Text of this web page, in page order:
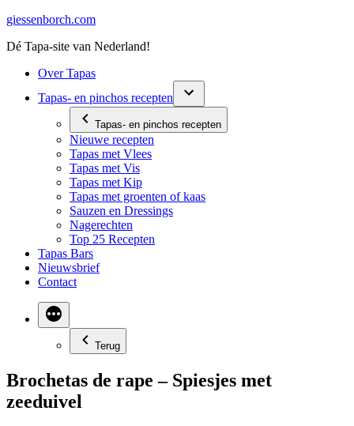
Ga
de
giessenborch.com
Dé Tapa-site van Nederland!
Over Tapas
Tapas- en pinchos recepten
Tapas- en pinchos recepten
Nieuwe recepten
Tapas met Vlees
Tapas met Vis
Tapas met Kip
Tapas met groenten of kaas
Sauzen en Dressings
Nagerechten
Top 25 Recepten
Tapas Bars
Nieuwsbrief
Contact
Terug
Brochetas de rape – Spiesjes met
zeeduivel